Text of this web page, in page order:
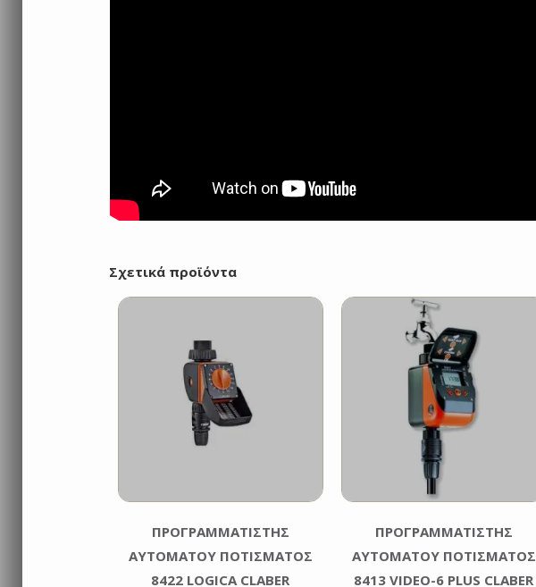
Σχετικά προϊόντα
ΠΡΟΓΡΑΜΜΑΤΙΣΤΉΣ
ΑΥΤΌΜΑΤΟΥ ΠΟΤΊΣΜΑΤΟΣ
8422 LOGICA CLABER
ΠΡΟΓΡΑΜΜΑΤΙΣΤΗΣ
ΑΥΤΟΜΑΤΟΥ ΠΟΤΙΣΜΑΤΟΣ
8413 VIDEO-6 PLUS CLABER